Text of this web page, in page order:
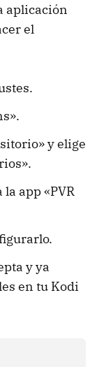
aplicación
el
y elige
app «PVR
y ya
en tu Kodi